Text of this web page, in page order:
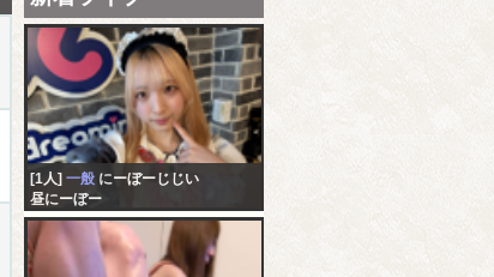
[1人] 一般 にーぼーじじい
昼にーぼー